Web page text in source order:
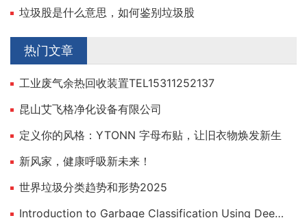
垃圾股是什么意思，如何鉴别垃圾股
热门文章
工业废气余热回收装置TEL15311252137
昆山艾飞格净化设备有限公司
定义你的风格：YTONN 字母布贴，让旧衣物焕发新生
新风家，健康呼吸新未来！
世界垃圾分类趋势和形势2025
Introduction to Garbage Classification Using Deep Learning